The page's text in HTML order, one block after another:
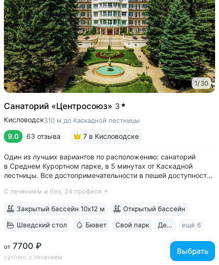
1/30
Санаторий «Центросоюз» 3
Кисловодск310 м до Каскадной лестницы
9.0 63 отзыва 7 в Кисловодске
Один из лучших вариантов по расположению: санаторий
в Среднем Курортном парке, в 5 минутах от Каскадной
лестницы. Все достопримечательности в пешей доступности
переходит в Курортный парк, к терренкурам № 3 и № 2Б •
С лечением и без, 24 профиля
от 7700 ₽
сут/чел, с лечением
Выбрать
Закрытый бассейн 10х12 м Открытый бассейн
Шведский стол Бювет Свой парк Дети с 2 лет ещё 6